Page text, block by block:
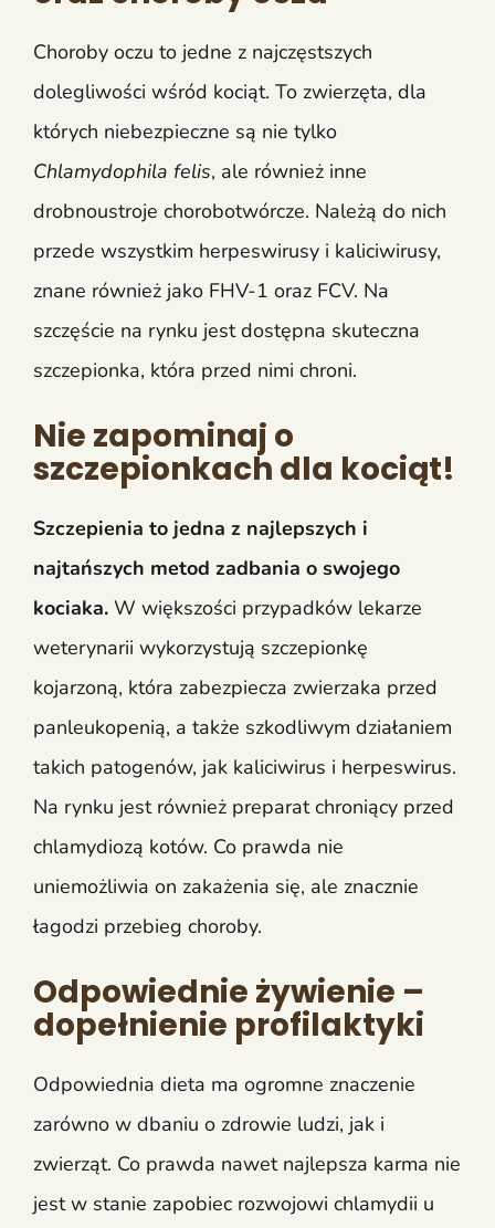
Choroby oczu to jedne z najczęstszych
dolegliwości wśród kociąt. To zwierzęta, dla
których niebezpieczne są nie tylko
Chlamydophila felis, ale również inne
drobnoustroje chorobotwórcze. Należą do nich
przede wszystkim herpeswirusy i kaliciwirusy,
znane również jako FHV-1 oraz FCV. Na
szczęście na rynku jest dostępna skuteczna
szczepionka, która przed nimi chroni.
Nie zapominaj o
szczepionkach dla kociąt!
Szczepienia to jedna z najlepszych i
najtańszych metod zadbania o swojego
kociaka. W większości przypadków lekarze
weterynarii wykorzystują szczepionkę
kojarzoną, która zabezpiecza zwierzaka przed
panleukopenią, a także szkodliwym działaniem
takich patogenów, jak kaliciwirus i herpeswirus.
Na rynku jest również preparat chroniący przed
chlamydiozą kotów. Co prawda nie
uniemożliwia on zakażenia się, ale znacznie
łagodzi przebieg choroby.
Odpowiednie żywienie –
dopełnienie profilaktyki
Odpowiednia dieta ma ogromne znaczenie
zarówno w dbaniu o zdrowie ludzi, jak i
zwierząt. Co prawda nawet najlepsza karma nie
jest w stanie zapobiec rozwojowi chlamydii u